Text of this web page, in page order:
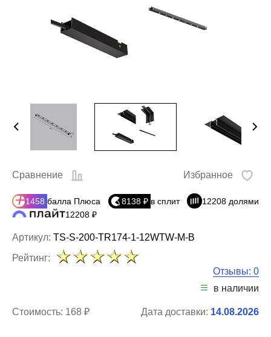
Артикул: TS-S-200-TR174-1-12WTW-M-B
Сравнение Избранное
1458 балла Плюса 8138 ₽ в сплит
12208 долями
12208 ₽
Рейтинг:
Отзывы: 0
в наличии
Стоимость: 168 ₽ Дата доставки: 14.08.2026